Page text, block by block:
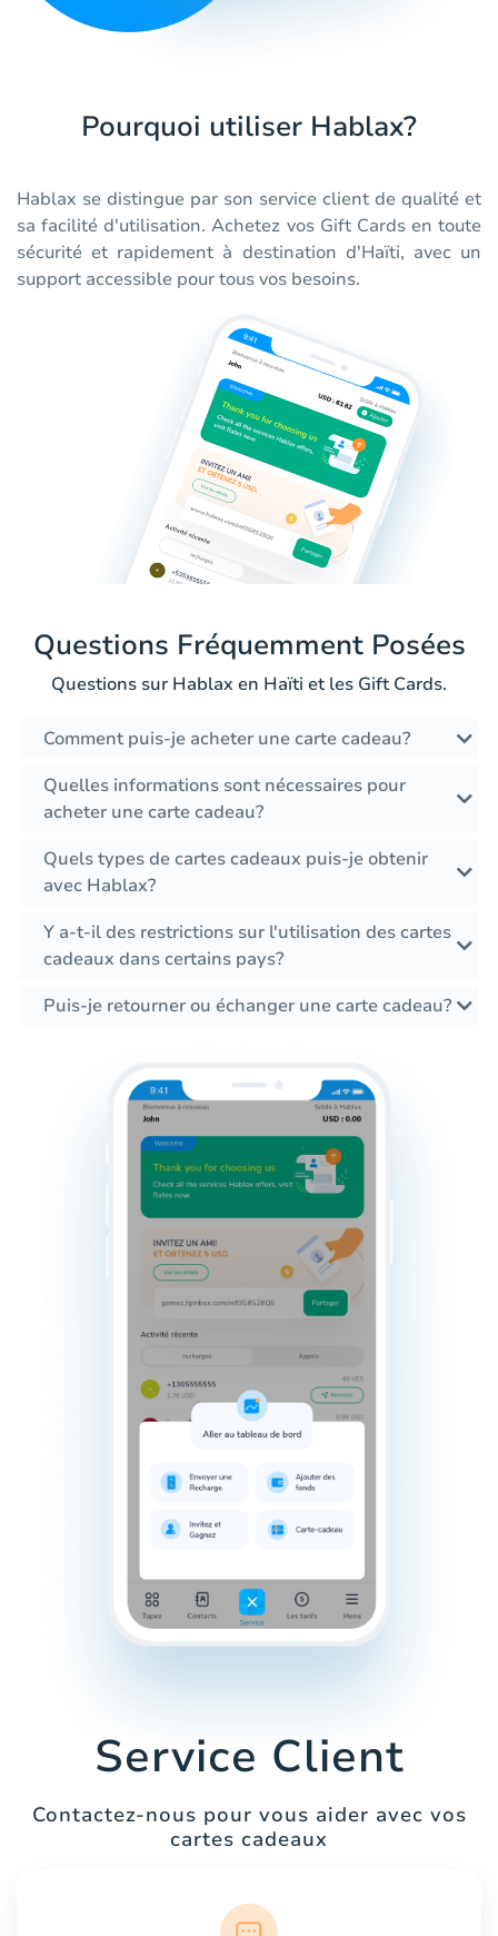
Pourquoi utiliser Hablax?
Hablax se distingue par son service client de qualité et
sa facilité d'utilisation. Achetez vos Gift Cards en toute
sécurité et rapidement à destination d'Haïti, avec un
support accessible pour tous vos besoins.
Questions Fréquemment Posées
Questions sur Hablax en Haïti et les Gift Cards.
Comment puis-je acheter une carte cadeau?
Quelles informations sont nécessaires pour
acheter une carte cadeau?
Quels types de cartes cadeaux puis-je obtenir
avec Hablax?
Y a-t-il des restrictions sur l'utilisation des cartes
cadeaux dans certains pays?
Puis-je retourner ou échanger une carte cadeau?
Service Client
Contactez-nous pour vous aider avec vos
cartes cadeaux